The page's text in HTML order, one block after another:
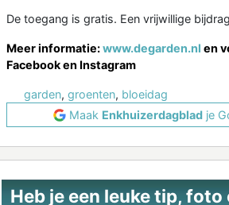
De toegang is gratis. Een vrijwillige
Meer informatie:www.degarden.nl en
Facebook en Instagram
garden, groenten, bloeidag
Maak Enkhuizerdagblad je
Heb je een leuke tip,